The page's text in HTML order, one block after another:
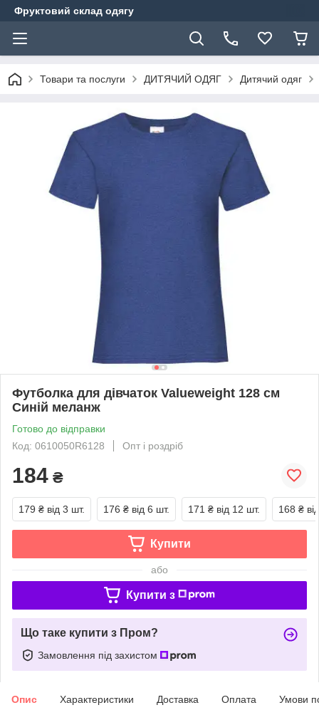
Фруктовий склад одягу
Товари та послуги ДИТЯЧИЙ ОДЯГ Дитячий одяг
Футболка для дівчаток Valueweight 128 см
Синій меланж
Готово до відправки
Код: 0610050R6128
Опт і роздріб
184 ₴
179 ₴ від 3 шт. 176 ₴ від 6 шт. 171 ₴ від 12 шт. 168 ₴
Купити
або
Купити з
Що таке купити з Пром?
Замовлення під захистом
Опис Характеристики Доставка Оплата Умови